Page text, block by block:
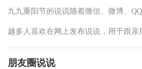
九九重阳节的说说随着微信、微博、
越多人喜欢在网上发布说说，用于跟
朋友圈说说